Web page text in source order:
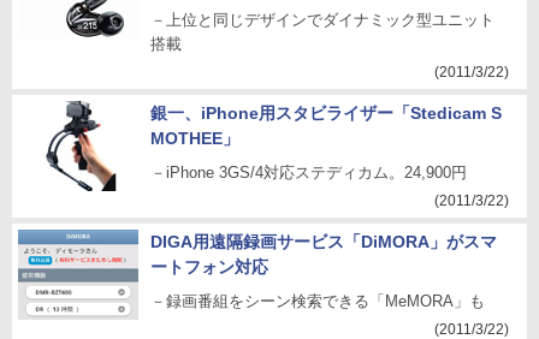
－上位と同じデザインでダイナミック型ユニット
搭載
(2011/3/22)
銀一、iPhone用スタビライザー「Stedicam S
MOTHEE」
－iPhone 3GS/4対応ステディカム。24,900円
(2011/3/22)
DIGA用遠隔録画サービス「DiMORA」がスマ
ートフォン対応
－録画番組をシーン検索できる「MeMORA」も
(2011/3/22)